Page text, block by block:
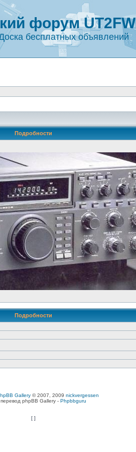
форум UT2FW
бесплатных объявлений
Подробности
Подробности
Gallery© 2007, 2009 nickvergessen
перевод phpBB Gallery - Phpbbguru
[ ]